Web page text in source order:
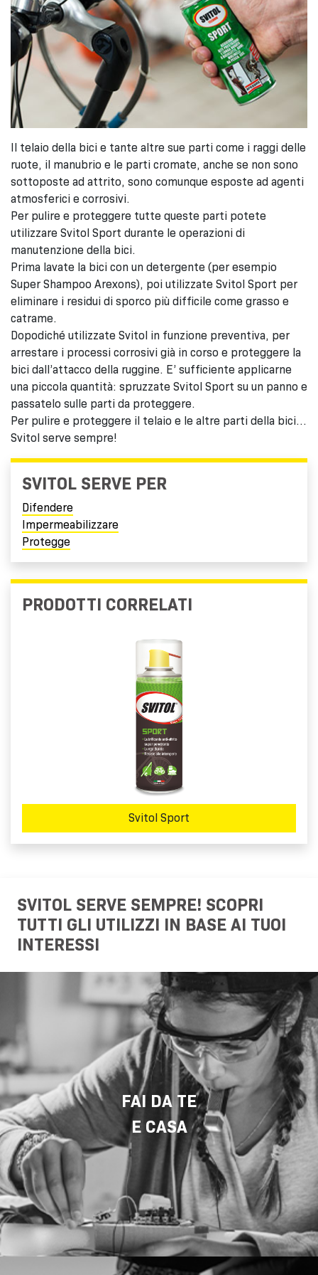
Il telaio della bici e tante altre sue parti come i raggi delle
ruote, il manubrio e le parti cromate, anche se non sono
sottoposte ad attrito, sono comunque esposte ad agenti
atmosferici e corrosivi.
Per pulire e proteggere tutte queste parti potete
utilizzare Svitol Sport durante le operazioni di
manutenzione della bici.
Prima lavate la bici con un detergente (per esempio
Super Shampoo Arexons), poi utilizzate Svitol Sport per
eliminare i residui di sporco più difficile come grasso e
catrame.
Dopodiché utilizzate Svitol in funzione preventiva, per
arrestare i processi corrosivi già in corso e proteggere la
bici dall’attacco della ruggine. E’ sufficiente applicarne
una piccola quantità: spruzzate Svitol Sport su un panno e
passatelo sulle parti da proteggere.
Per pulire e proteggere il telaio e le altre parti della bici…
Svitol serve sempre!
SVITOL SERVE PER
Difendere
Impermeabilizzare
Protegge
PRODOTTI CORRELATI
Svitol Sport
SVITOL SERVE SEMPRE! SCOPRI
TUTTI GLI UTILIZZI IN BASE AI TUOI
INTERESSI
FAI DA TE
E CASA